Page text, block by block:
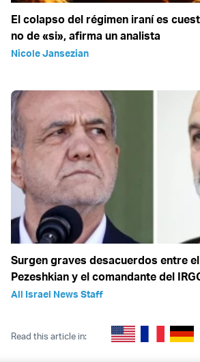
El colapso del régimen iraní es
no de «si», afirma un analista
Nicole Jansezian
Surgen graves desacuerdos entre
Pezeshkian y el comandante del
All Israel News Staff
Read this article in: